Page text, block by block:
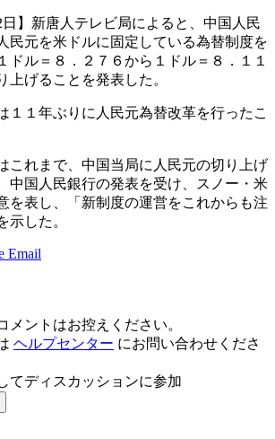
日】新唐人テレビ局によると、中国人民
民元を米ドルに固定している為替制度を
ドル＝８．２７６から１ドル＝８．１１
上げることを発表した。
１１年ぶりに人民元為替改革を行ったこ
これまで、中国当局に人民元の切り上げ
中国人民銀行の発表を受け、スノー・米
を表し、「新制度の運営をこれからも注
示した。
Email
ントはお控えください。
ヘルプセンター にお問い合わせくださ
てディスカッションに参加